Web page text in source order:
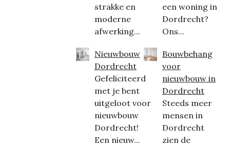
strakke en
moderne
afwerking...
Nieuwbouw
Dordrecht
Gefeliciteerd
met je bent
uitgeloot voor
nieuwbouw
Dordrecht!
Een nieuw...
een woning in
Dordrecht?
Ons...
Bouwbehang
voor
nieuwbouw in
Dordrecht
Steeds meer
mensen in
Dordrecht
zien de